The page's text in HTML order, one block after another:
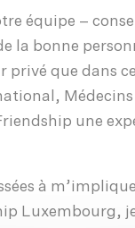
équipe –
la bonne
privé que dans
Médecins
une
à
Luxembourg,